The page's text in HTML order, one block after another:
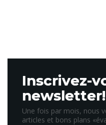
Inscrivez-
newsletter!
Une fois par mois, nous
articles et bons plans